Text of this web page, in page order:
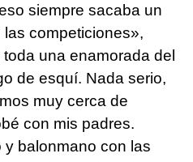
siempre sacaba un
competiciones»,
una enamorada del
de esquí. Nada serio,
muy cerca de
con mis padres.
y balonmano con las